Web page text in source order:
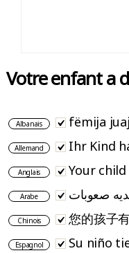
Votre enfant a
Albanais fëmija
Allemand Ihr Kind
Anglais Your
Arabe صعوبات
Chinois 您的孩子
Espagnol Su niño